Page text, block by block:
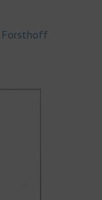
Forsthoff